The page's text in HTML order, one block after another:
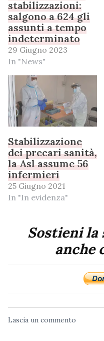
stabilizzazioni:
salgono a 624 gli
assunti a tempo
indeterminato
29 Giugno 2023
In "News"
Stabilizzazione
dei precari sanità,
la Asl assume 56
infermieri
25 Giugno 2021
In "In evidenza"
Sostieni la
anche
Lascia un commento